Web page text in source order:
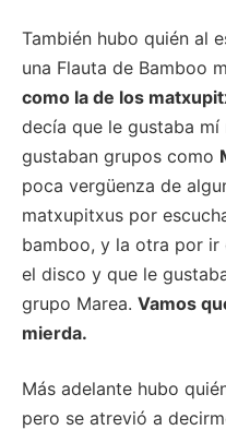
También hubo quién al
una Flauta de Bamboo
como la de los
decía que le gustaba
gustaban grupos como
poca vergüenza de
matxupitxus por
bamboo, y la otra por ir
el disco y que le
grupo Marea. Vamos
mierda.
Más adelante hubo
pero se atrevió a